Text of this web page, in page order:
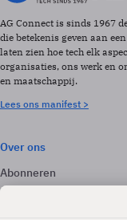
AG Connect is sinds 1967
die betekenis geven aan
laten zien hoe tech elk
organisaties, ons werk en
en maatschappij.
Lees ons manifest >
Over ons
Abonneren
Adverteren